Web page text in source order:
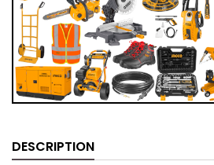
DESCRIPTION